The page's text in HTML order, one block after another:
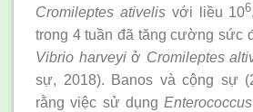
Cromileptes ativelisvới liều 106
trong 4 tuần đã tăng cường sức
Vibrio harveyiở Cromileptes
sự, 2018). Banos và cộng sự
rằng việc sử dụng